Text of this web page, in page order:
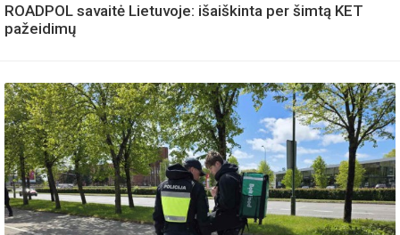
ROADPOL savaitė Lietuvoje: išaiškinta per šimtą KET
pažeidimų